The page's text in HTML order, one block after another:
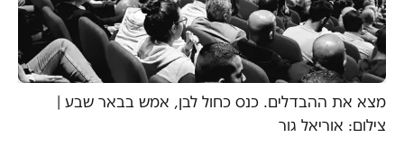
מצא את ההבדלים. כנס כחול לבן, אמש בבאר שבע |
צילום: אוריאל גור